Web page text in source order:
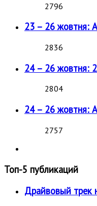
2796
23 – 26 жовтня:
2836
24 – 26 жовтня:
2804
24 – 26 жовтня:
2757
Топ-5 публикаций
Драйвовый трек